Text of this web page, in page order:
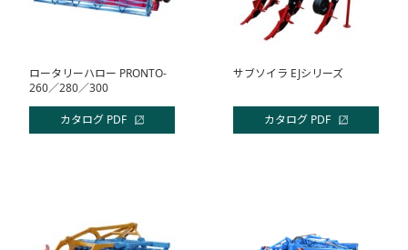
ロータリーハロー PRONTO-
260／280／300
カタログ PDF
サブソイラ EJシリーズ
カタログ PDF